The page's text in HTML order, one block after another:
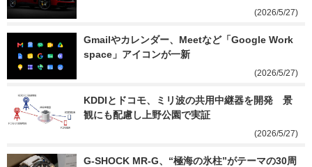
(2026/5/27)
Gmailやカレンダー、Meetなど「Google Work
space」アイコンが一新
(2026/5/27)
KDDIとドコモ、ミリ波の共用中継器を開発　景
観にも配慮し上野公園で実証
(2026/5/27)
G-SHOCK MR-G、“極海の氷柱”がテーマの30周